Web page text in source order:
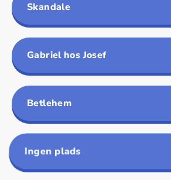
Skandale
Gabriel hos Josef
Betlehem
Ingen plads